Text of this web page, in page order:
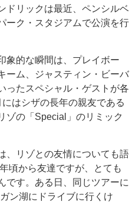
ドリックは最近、ペンシルベ
ーク・スタジアムで公演を行
的な瞬間は、プレイボー
ーム、ジャスティン・ビーバ
ったスペシャル・ゲストが各
はシザの長年の親友である
ゾの「Special」のリミック
リゾとの友情についても語
頃から友達ですが、とても
です。ある日、同じツアーに
ン湖にドライブに行くけ